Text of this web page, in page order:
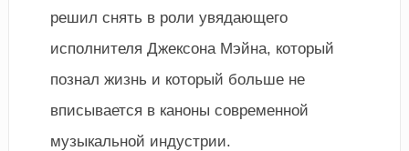
решил снять в роли увядающего
исполнителя Джексона Мэйна, который
познал жизнь и который больше не
вписывается в каноны современной
музыкальной индустрии.